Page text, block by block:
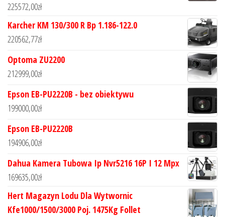
225572,00zł
Karcher KM 130/300 R Bp 1.186-122.0
220562,77zł
Optoma ZU2200
212999,00zł
Epson EB-PU2220B - bez obiektywu
199000,00zł
Epson EB-PU2220B
194906,00zł
Dahua Kamera Tubowa Ip Nvr5216 16P I 12 Mpx
169635,00zł
Hert Magazyn Lodu Dla Wytwornic
Kfe1000/1500/3000 Poj. 1475Kg Follet